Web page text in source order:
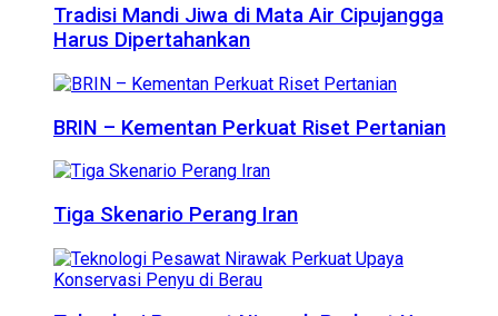
Tradisi Mandi Jiwa di Mata Air Cipujangga
Harus Dipertahankan
BRIN – Kementan Perkuat Riset Pertanian
Tiga Skenario Perang Iran